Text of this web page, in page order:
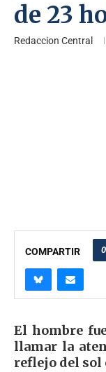
de 23
Redaccion Central
COMPARTIR 0
El hombre
llamar la
reflejo del sol